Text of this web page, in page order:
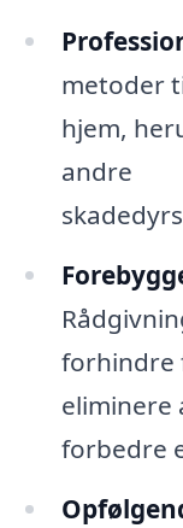
metoder
hjem,
andre
forhindre
eliminere
forbedre